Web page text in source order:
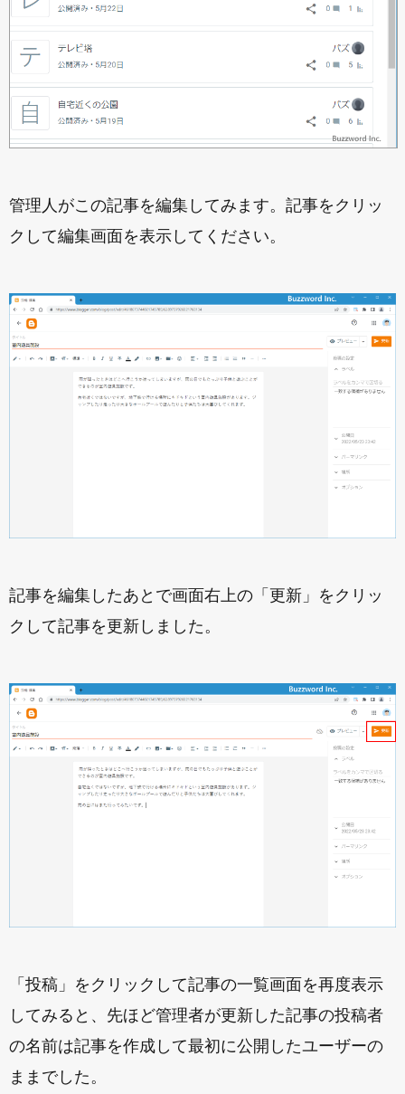
管理人がこの記事を編集してみます。記事をクリッ
クして編集画面を表示してください。
記事を編集したあとで画面右上の「更新」をクリッ
クして記事を更新しました。
「投稿」をクリックして記事の一覧画面を再度表示
してみると、先ほど管理者が更新した記事の投稿者
の名前は記事を作成して最初に公開したユーザーの
ままでした。